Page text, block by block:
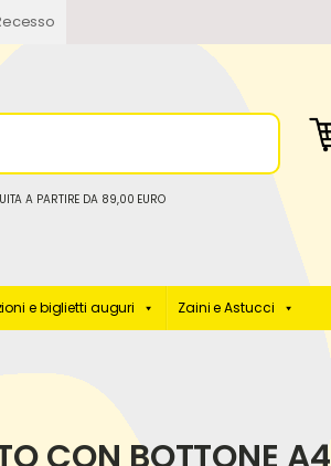
A PARTIRE DA 89,00 EURO
e biglietti auguri Zaini e Astucci